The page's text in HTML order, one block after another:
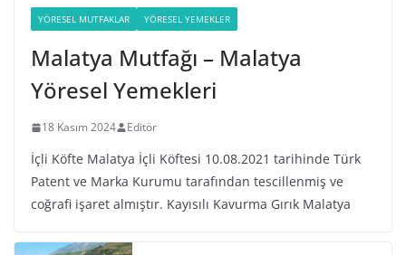
YÖRESEL MUTFAKLAR YÖRESEL YEMEKLER
Malatya Mutfağı – Malatya
Yöresel Yemekleri
18 Kasım 2024 Editör
İçli Köfte Malatya İçli Köftesi 10.08.2021 tarihinde Türk
Patent ve Marka Kurumu tarafından tescillenmiş ve
coğrafi işaret almıştır. Kayısılı Kavurma Gırık Malatya